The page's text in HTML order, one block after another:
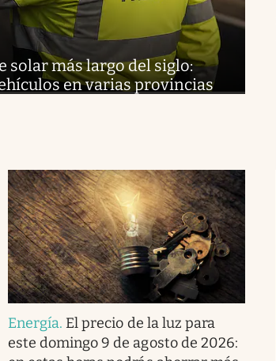
solar más largo del siglo:
en varias provincias
Energía. El precio de la luz para
este domingo 9 de agosto de 2026: